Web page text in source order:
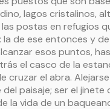
lagos cristalinos,
postas en refugios
de ese entonces y
esos puntos,
el casco de la
cruzar el abra.
paisaje; ser el jinete
la vida de un